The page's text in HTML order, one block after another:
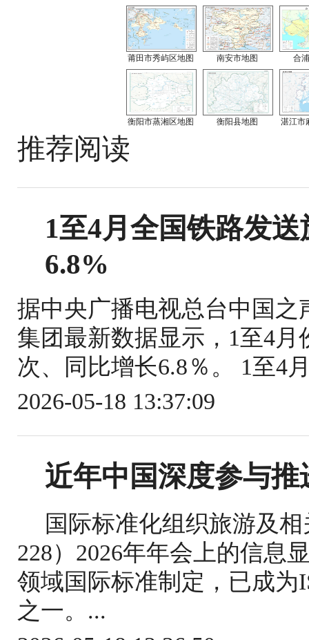
莆田市秀屿区地图 南安市地图 合
衡阳市蒸湘区地图 衡阳县地图 湛江市
推荐阅读
1至4月全国铁路发
6.8%
据中央广播电视总台中国
集团最新数据显示，1至4月
次、同比增长6.8％。 1至4
2026-05-18 13:37:09
近年中国深度参与
国际标准化组织旅游及
228）2026年年会上的信息
领域国际标准制定，已成为
之一。...